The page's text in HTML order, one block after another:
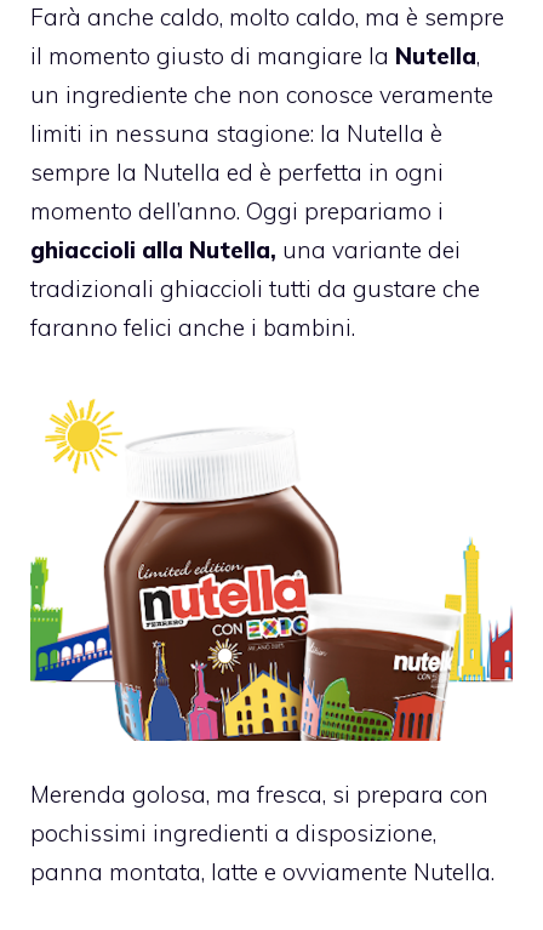
Farà anche caldo, molto caldo, ma è sempre
il momento giusto di mangiare la Nutella,
un ingrediente che non conosce veramente
limiti in nessuna stagione: la Nutella è
sempre la Nutella ed è perfetta in ogni
momento dell’anno. Oggi prepariamo i
ghiaccioli alla Nutella, una variante dei
tradizionali ghiaccioli tutti da gustare che
faranno felici anche i bambini.
Merenda golosa, ma fresca, si prepara con
pochissimi ingredienti a disposizione,
panna montata, latte e ovviamente Nutella.